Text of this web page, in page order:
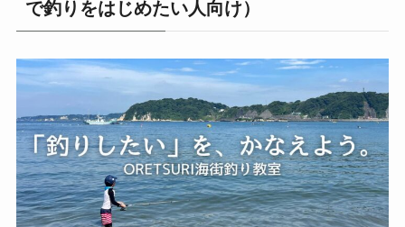
で釣りをはじめたい人向け）